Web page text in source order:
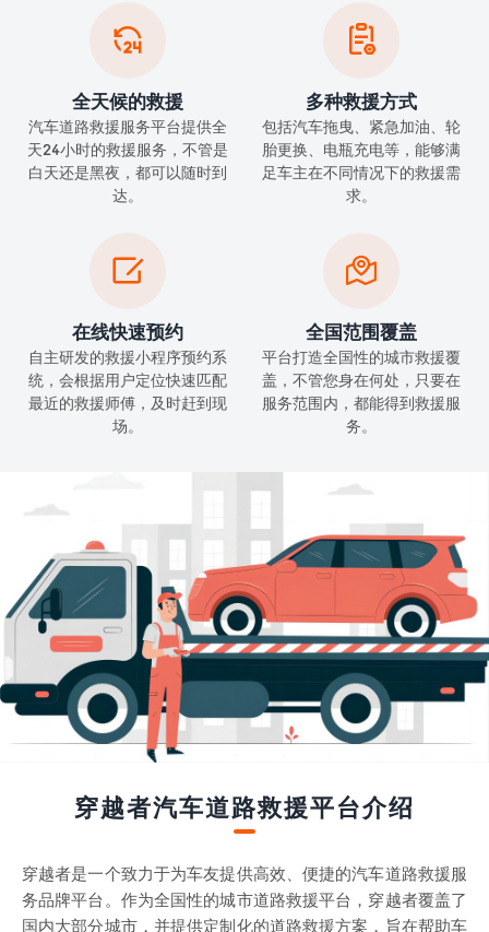

全天候的救援
汽车道路救援服务平台提供全
天24小时的救援服务，不管是
白天还是黑夜，都可以随时到
达。

多种救援方式
包括汽车拖曳、紧急加油、轮
胎更换、电瓶充电等，能够满
足车主在不同情况下的救援需
求。

在线快速预约
自主研发的救援小程序预约系
统，会根据用户定位快速匹配
最近的救援师傅，及时赶到现
场。

全国范围覆盖
平台打造全国性的城市救援覆
盖，不管您身在何处，只要在
服务范围内，都能得到救援服
务。
穿越者汽车道路救援平台介绍
穿越者是一个致力于为车友提供高效、便捷的汽车道路救援服
务品牌平台。作为全国性的城市道路救援平台，穿越者覆盖了
国内大部分城市，并提供定制化的道路救援方案，旨在帮助车